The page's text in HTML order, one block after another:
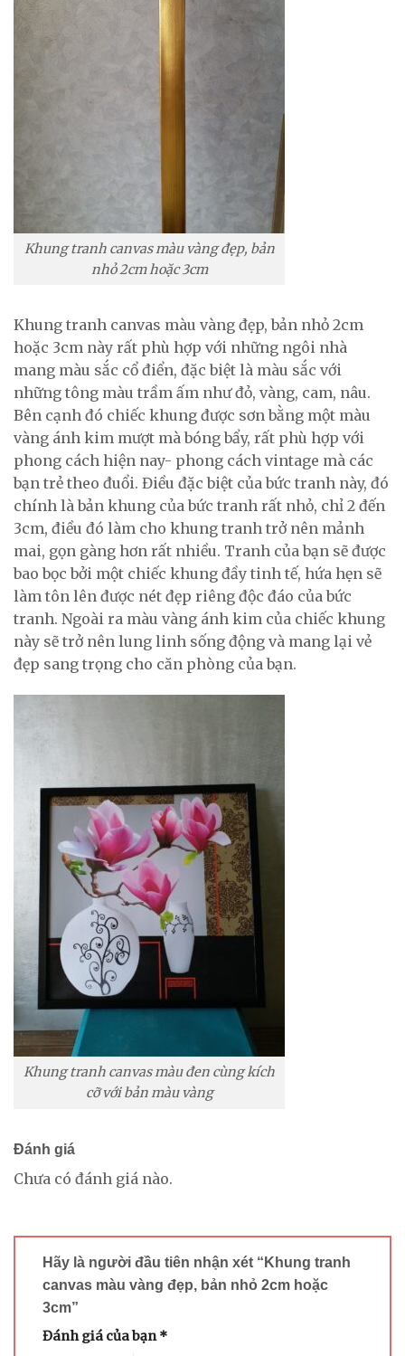
Khung tranh canvas màu vàng đẹp, bản
nhỏ 2cm hoặc 3cm
Khung tranh canvas màu vàng đẹp, bản nhỏ 2cm
hoặc 3cm này rất phù hợp với những ngôi nhà
mang màu sắc cổ điển, đặc biệt là màu sắc với
những tông màu trầm ấm như đỏ, vàng, cam, nâu.
Bên cạnh đó chiếc khung được sơn bằng một màu
vàng ánh kim mượt mà bóng bẩy, rất phù hợp với
phong cách hiện nay- phong cách vintage mà các
bạn trẻ theo đuổi. Điều đặc biệt của bức tranh này, đó
chính là bản khung của bức tranh rất nhỏ, chỉ 2 đến
3cm, điều đó làm cho khung tranh trở nên mảnh
mai, gọn gàng hơn rất nhiều. Tranh của bạn sẽ được
bao bọc bởi một chiếc khung đầy tinh tế, hứa hẹn sẽ
làm tôn lên được nét đẹp riêng độc đáo của bức
tranh. Ngoài ra màu vàng ánh kim của chiếc khung
này sẽ trở nên lung linh sống động và mang lại vẻ
đẹp sang trọng cho căn phòng của bạn.
Khung tranh canvas màu đen cùng kích
cỡ với bản màu vàng
Đánh giá
Chưa có đánh giá nào.
Hãy là người đầu tiên nhận xét “Khung tranh
canvas màu vàng đẹp, bản nhỏ 2cm hoặc
3cm”
Đánh giá của bạn*